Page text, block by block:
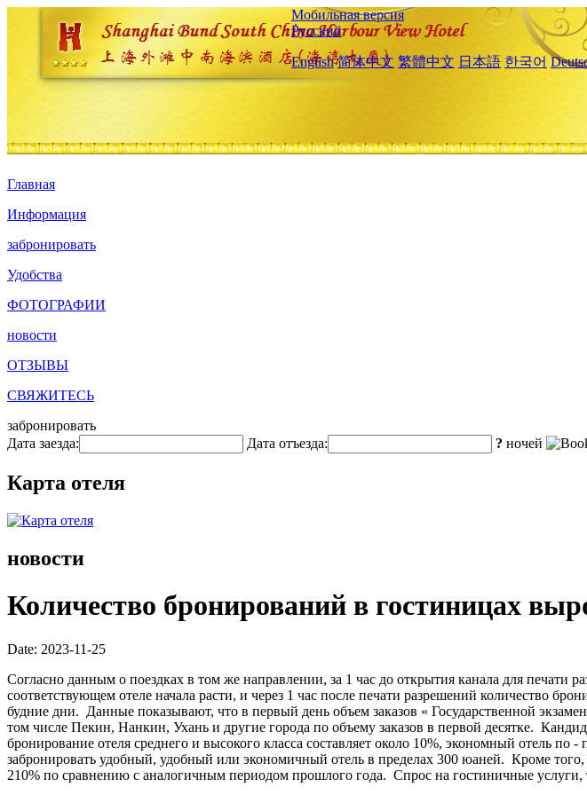
Мобильная версия
Русский
English 简体中文 繁體中文 日本語 한국어
Главная
Информация
забронировать
Удобства
ФОТОГРАФИИ
новости
ОТЗЫВЫ
СВЯЖИТЕСЬ
забронировать
Дата заезда:
Дата отъезда: ? ночей
Карта отеля
новости
Количество бронирований в гостиницах
Date: 2023-11-25
Согласно данным о поездках в том же направлении, за 1 час до открытия канала для печати
соответствующем отеле начала расти, и через 1 час после печати разрешений количество
будние дни. Данные показывают, что в первый день объем заказов « Государственной
том числе Пекин, Нанкин, Ухань и другие города по объему заказов в первой десятке.
бронирование отеля среднего и высокого класса составляет около 10%, экономный отель
забронировать удобный, удобный или экономичный отель в пределах 300 юаней. Кроме
210% по сравнению с аналогичным периодом прошлого года. Спрос на гостиничные услуги,